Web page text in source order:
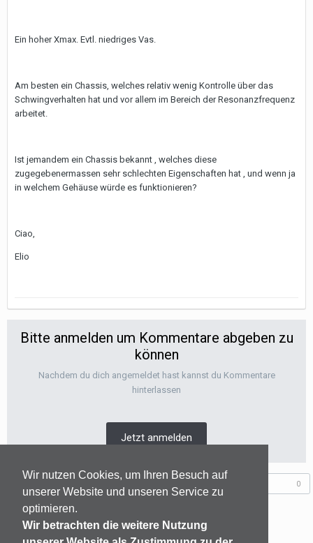
Wir nutzen Cookies, um Ihren Besuch auf
unserer Website und unseren Service zu
optimieren.
Wir betrachten die weitere Nutzung
Ein hoher Xmax. Evtl. niedriges Vas.
Am besten ein Chassis, welches relativ wenig Kontrolle über das
Schwingverhalten hat und vor allem im Bereich der Resonanzfrequenz
arbeitet.
Ist jemandem ein Chassis bekannt , welches diese
zugegebenermassen sehr schlechten Eigenschaften hat , und wenn ja
in welchem Gehäuse würde es funktionieren?
Ciao,
Elio
Bitte anmelden um Kommentare abgeben zu
können
Nachdem du dich angemeldet hast kannst du Kommentare
hinterlassen
Jetzt anmelden
0
GEHE ZUR THEMENÜBERSICHT